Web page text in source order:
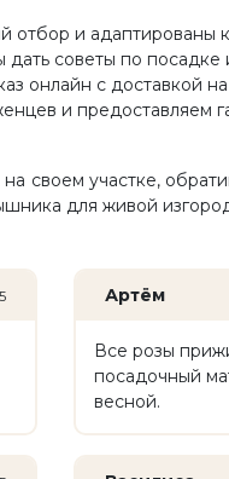
отбор и адаптированы
дать советы по посадке
онлайн с доставкой
и предоставляем
на своем участке,
для живой
Артём
Все розы
посадочный
весной.